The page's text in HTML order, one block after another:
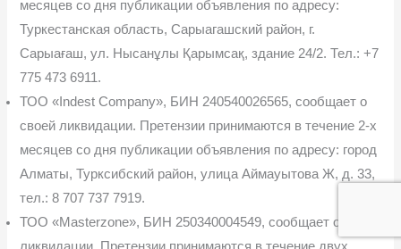
месяцев со дня публикации объявления по адресу:
Турке­станская область, Сарыагашский район, г.
Сарыағаш, ул. Нысанұлы Қарымсақ, здание 24/2. Тел.: +7
775 473 6911.
ТОО «Indest Company», БИН 240540026565, сообщает о
своей ликвидации. Пре­тензии принимаются в течение 2-х
месяцев со дня публикации объявления по адресу: город
Алматы, Турксибский район, улица Аймауытова Ж, д. 33,
тел.: 8 707 737 7919.
ТОО «Masterzone», БИН 250340004549, сообщает о своей